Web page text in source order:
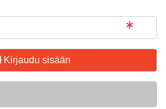
Kirjaudu sisään